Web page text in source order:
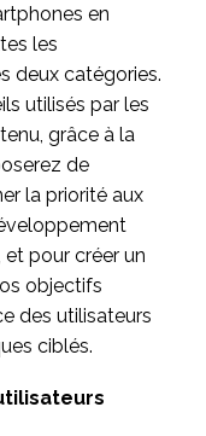
en
les
deux catégories.
utilisés par les
grâce à la
de
la priorité aux
pour créer un
objectifs
des utilisateurs
ciblés.